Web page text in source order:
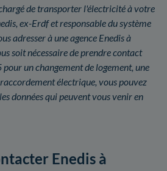
de transporter l'électricité à votre
ex-Erdf et responsable du système
adresser à une agence Enedis à
soit nécessaire de prendre contact
pour un changement de logement, une
électrique, vous pouvez
données qui peuvent vous venir en
Enedis à